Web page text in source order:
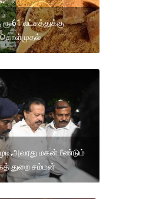
லட்சத்துக்கு
கொள்முதல்
மகன்மீண்டும்
துறை சம்மன்